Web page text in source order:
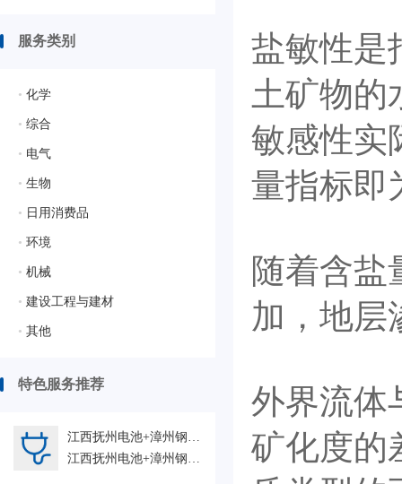
服务类别
• 化学
• 综合
• 电气
• 生物
• 日用消费品
• 环境
• 机械
• 建设工程与建材
• 其他
特色服务推荐
盐敏性是
土矿物的
敏感性实
量指标即
随着含盐
加，地层
外界流体
矿化度的